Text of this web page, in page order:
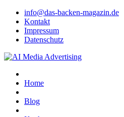
info@das-backen-magazin.de
Kontakt
Impressum
Datenschutz
Home
Blog